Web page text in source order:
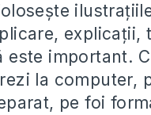
explicații,
este important.
la computer,
pe foi